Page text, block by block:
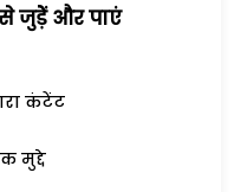
से जुड़ेें और पाएं
कंटेंट
मुद्दे